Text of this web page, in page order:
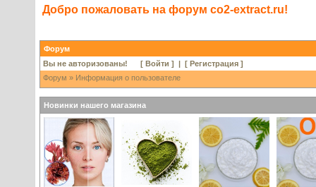
Добро пожаловать на форум co2-extract.ru!
Форум
Вы не авторизованы! [ Войти ] | [ Регистрация ]
Форум » Информация о пользователе
Новинки нашего магазина